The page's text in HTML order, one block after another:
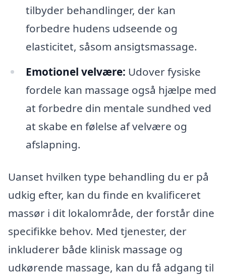
tilbyder behandlinger, der kan
forbedre hudens udseende og
elasticitet, såsom ansigtsmassage.
Emotionel velvære: Udover fysiske
fordele kan massage også hjælpe med
at forbedre din mentale sundhed ved
at skabe en følelse af velvære og
afslapning.
Uanset hvilken type behandling du er på
udkig efter, kan du finde en kvalificeret
massør i dit lokalområde, der forstår dine
specifikke behov. Med tjenester, der
inkluderer både klinisk massage og
udkørende massage, kan du få adgang til